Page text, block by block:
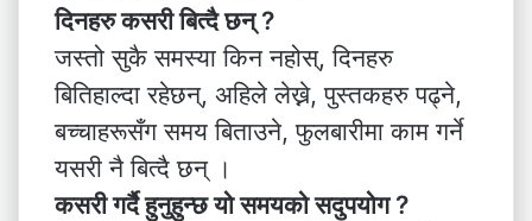
दिनहरु कसरी बित्दै छन् ?
जस्तो सुकै समस्या किन नहोस्, दिनहरु
बितिहाल्दा रहेछन्, अहिले लेख्ने, पुस्तकहरु पढ्ने,
बच्चाहरूसँग समय बिताउने, फुलबारीमा काम गर्ने
यसरी नै बित्दै छन् ।
कसरी गर्दै हुनुहुन्छ यो समयको सदुपयोग ?